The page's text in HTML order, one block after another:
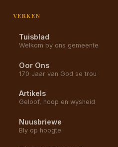
VERKEN
Tuisblad
Welkom by ons gemeente
Oor Ons
170 Jaar van God se trou
Artikels
Geloof, hoop en wysheid
Nuusbriewe
Bly op hoogte